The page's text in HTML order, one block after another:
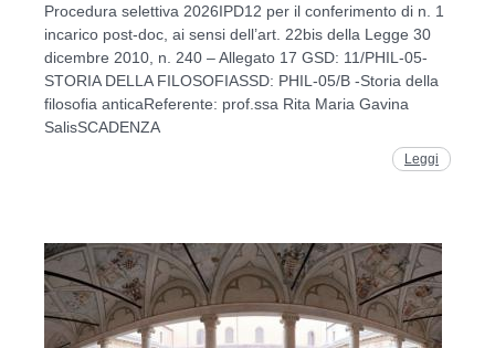
Procedura selettiva 2026IPD12 per il conferimento di n. 1
incarico post-doc, ai sensi dell’art. 22bis della Legge 30
dicembre 2010, n. 240 – Allegato 17 GSD: 11/PHIL-05-
STORIA DELLA FILOSOFIASSD: PHIL-05/B -Storia della
filosofia anticaReferente: prof.ssa Rita Maria Gavina
SalisSCADENZA
Leggi